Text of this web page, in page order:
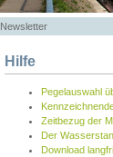
Newsletter
Hilfe
Pegelauswahl
Zeitbezug der
Der
Download